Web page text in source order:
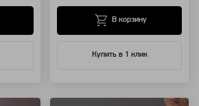
Купить в 1 клик
В корзину